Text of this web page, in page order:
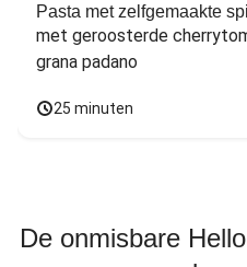
Pasta met zelfgemaakte
met geroosterde
grana padano
25 minuten
De onmisbare